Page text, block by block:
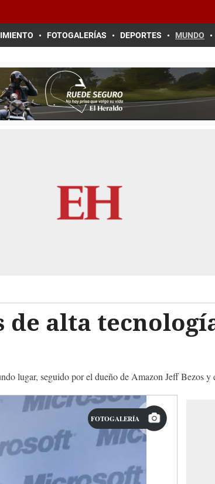
FOTOGALERÍAS DEPORTES MUNDO
alta
lugar, seguido por el dueño de Amazon Jeff Bezos y
FOTOGALERÍA